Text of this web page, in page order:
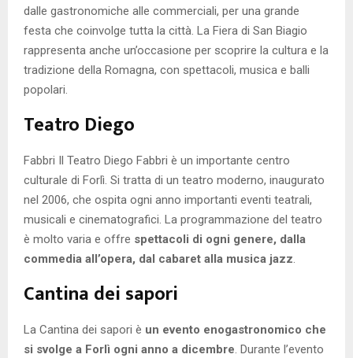
dalle gastronomiche alle commerciali, per una grande
festa che coinvolge tutta la città. La Fiera di San Biagio
rappresenta anche un’occasione per scoprire la cultura e la
tradizione della Romagna, con spettacoli, musica e balli
popolari.
Teatro Diego
Fabbri Il Teatro Diego Fabbri è un importante centro
culturale di Forlì. Si tratta di un teatro moderno, inaugurato
nel 2006, che ospita ogni anno importanti eventi teatrali,
musicali e cinematografici. La programmazione del teatro
è molto varia e offre spettacoli di ogni genere, dalla
commedia all’opera, dal cabaret alla musica jazz.
Cantina dei sapori
La Cantina dei sapori è un evento enogastronomico che
si svolge a Forlì ogni anno a dicembre. Durante l’evento